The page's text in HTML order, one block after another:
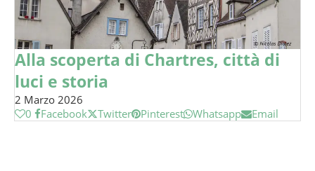
Alla scoperta di Chartres, città di
luci e storia
2 Marzo 2026
0
Facebook Twitter Pinterest Whatsapp Email